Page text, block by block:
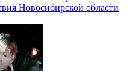
Новосибирской области